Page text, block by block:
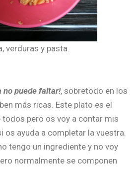
verduras y pasta.
no puede faltar!, sobretodo en los
más ricas. Este plato es el
pero os voy a contar mis
os ayuda a completar la vuestra.
tengo un ingrediente y no voy
normalmente se componen